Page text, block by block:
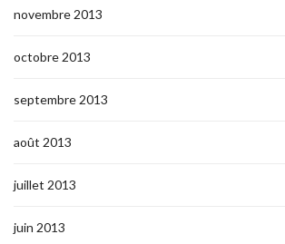
novembre 2013
octobre 2013
septembre 2013
août 2013
juillet 2013
juin 2013